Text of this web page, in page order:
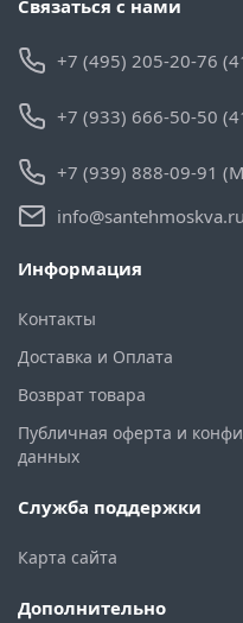
Связаться с нами
+7 (495) 205-20-76
+7 (933) 666-50-50
+7 (939) 888-09-91
info@santehmoskva.ru
Информация
Контакты
Доставка и Оплата
Возврат товара
Публичная оферта и
данных
Служба поддержки
Карта сайта
Дополнительно